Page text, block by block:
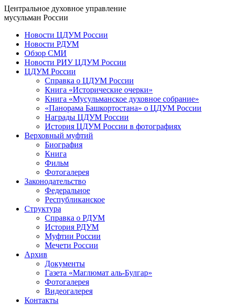
Центральное духовное управление
мусульман России
Новости ЦДУМ России
Новости РДУМ
Обзор СМИ
Новости РИУ ЦДУМ России
ЦДУМ России
Справка о ЦДУМ России
Книга «Исторические очерки»
Книга «Мусульманское духовное собрание»
«Панорама Башкортостана» о ЦДУМ России
Награды ЦДУМ России
История ЦДУМ России в фотографиях
Верховный муфтий
Биография
Книга
Фильм
Фотогалерея
Законодательство
Федеральное
Республиканское
Структура
Справка о РДУМ
История РДУМ
Муфтии России
Мечети России
Архив
Документы
Газета «Маглюмат аль-Булгар»
Фотогалерея
Видеогалерея
Контакты